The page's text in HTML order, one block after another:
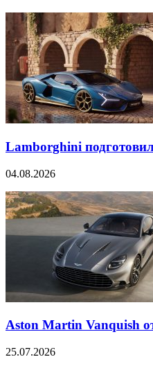
Lamborghini
04.08.2026
Aston Martin Vanquish
25.07.2026